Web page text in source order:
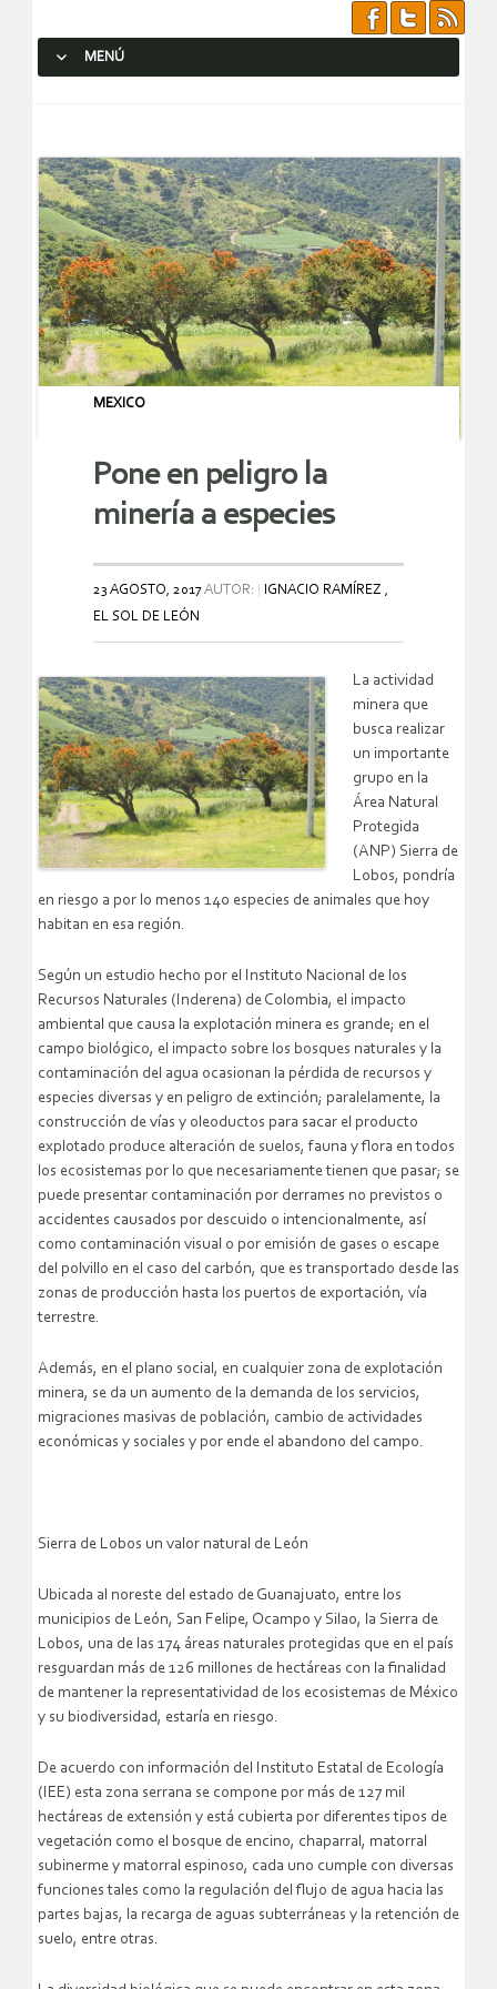
MENÚ
MEXICO
Pone en peligro la
minería a especies
23 AGOSTO, 2017AUTOR:
IGNACIO RAMÍREZ ,
EL SOL DE LEÓN
La actividad
minera que
busca realizar
un importante
grupo en la
Área Natural
Protegida
(ANP) Sierra de
Lobos, pondría
en riesgo a por lo menos 140 especies de animales que hoy
habitan en esa región.
Según un estudio hecho por el Instituto Nacional de los
Recursos Naturales (Inderena) de Colombia, el impacto
ambiental que causa la explotación minera es grande; en el
campo biológico, el impacto sobre los bosques naturales y la
contaminación del agua ocasionan la pérdida de recursos y
especies diversas y en peligro de extinción; paralelamente, la
construcción de vías y oleoductos para sacar el producto
explotado produce alteración de suelos, fauna y flora en todos
los ecosistemas por lo que necesariamente tienen que pasar; se
puede presentar contaminación por derrames no previstos o
accidentes causados por descuido o intencionalmente, así
como contaminación visual o por emisión de gases o escape
del polvillo en el caso del carbón, que es transportado desde las
zonas de producción hasta los puertos de exportación, vía
terrestre.
Además, en el plano social, en cualquier zona de explotación
minera, se da un aumento de la demanda de los servicios,
migraciones masivas de población, cambio de actividades
económicas y sociales y por ende el abandono del campo.
Sierra de Lobos un valor natural de León
Ubicada al noreste del estado de Guanajuato, entre los
municipios de León, San Felipe, Ocampo y Silao, la Sierra de
Lobos, una de las 174 áreas naturales protegidas que en el país
resguardan más de 126 millones de hectáreas con la finalidad
de mantener la representatividad de los ecosistemas de México
y su biodiversidad, estaría en riesgo.
De acuerdo con información del Instituto Estatal de Ecología
(IEE) esta zona serrana se compone por más de 127 mil
hectáreas de extensión y está cubierta por diferentes tipos de
vegetación como el bosque de encino, chaparral, matorral
subinerme y matorral espinoso, cada uno cumple con diversas
funciones tales como la regulación del flujo de agua hacia las
partes bajas, la recarga de aguas subterráneas y la retención de
suelo, entre otras.